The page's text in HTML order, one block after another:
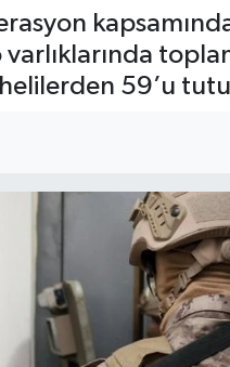
59’u